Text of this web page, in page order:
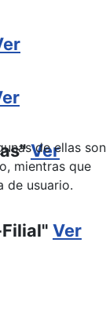
Ver
Ver
de ellas son
mientras que
de usuario.